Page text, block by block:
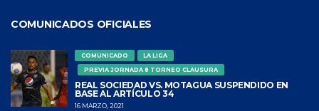
COMUNICADOS OFICIALES
COMUNICADO
LA LIGA
PREVIA JORNADA 8 TORNEO CLAUSURA
REAL SOCIEDAD VS. MOTAGUA SUSPENDIDO EN
BASE AL ARTÍCULO 34
16 MARZO, 2021